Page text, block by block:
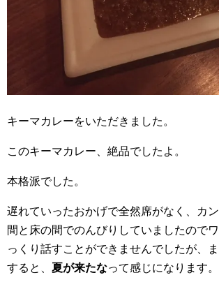
キーマカレーをいただきました。
このキーマカレー、絶品でしたよ。
本格派でした。
遅れていったおかげで全然席がなく、カ
間と床の間でのんびりしていましたので
っくり話すことができませんでしたが、
すると、 夏が来たなって感じになります。